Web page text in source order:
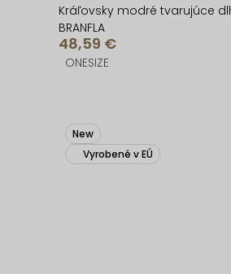
Kráľovsky modré tvarujúce
BRANFLA
48,59 €
ONESIZE
New
Vyrobené v EÚ